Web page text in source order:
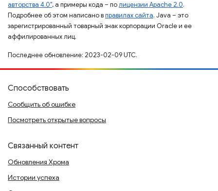
авторства 4.0", а примеры кода – полицензии Apache 2.0.
Подробнее об этом написано вправилах сайта. Java – это
зарегистрированный товарный знак корпорации Oracle и ее
аффилированных лиц.
Последнее обновление: 2023-02-09 UTC.
Способствовать
Сообщить об ошибке
Посмотреть открытые вопросы
Связанный контент
Обновления Хрома
Истории успеха